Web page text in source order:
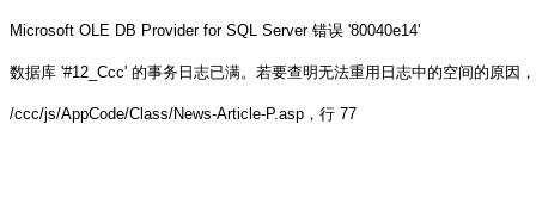
Microsoft OLE DB Provider for SQL Server 错误 '80040e14'
数据库 '#12_Ccc' 的事务日志已满。若要查明无法重用日志中的空间的原因
/ccc/js/AppCode/Class/News-Article-P.asp ，行 77